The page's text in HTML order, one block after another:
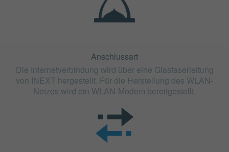
Anschlussart
Die Internetverbindung wird über eine Glasfaserleitung
von INEXT hergestellt. Für die Herstellung des WLAN-
Netzes wird ein WLAN-Modem bereitgestellt.